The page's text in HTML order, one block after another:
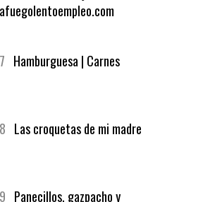
afuegolentoempleo.com